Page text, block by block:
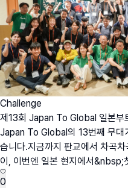
Challenge
제13회 Japan To Global 일본
Japan To Global의 13번째 무대
습니다.지금까지 판교에서 차곡
이, 이번엔 일본 현지에서&nbsp;
0